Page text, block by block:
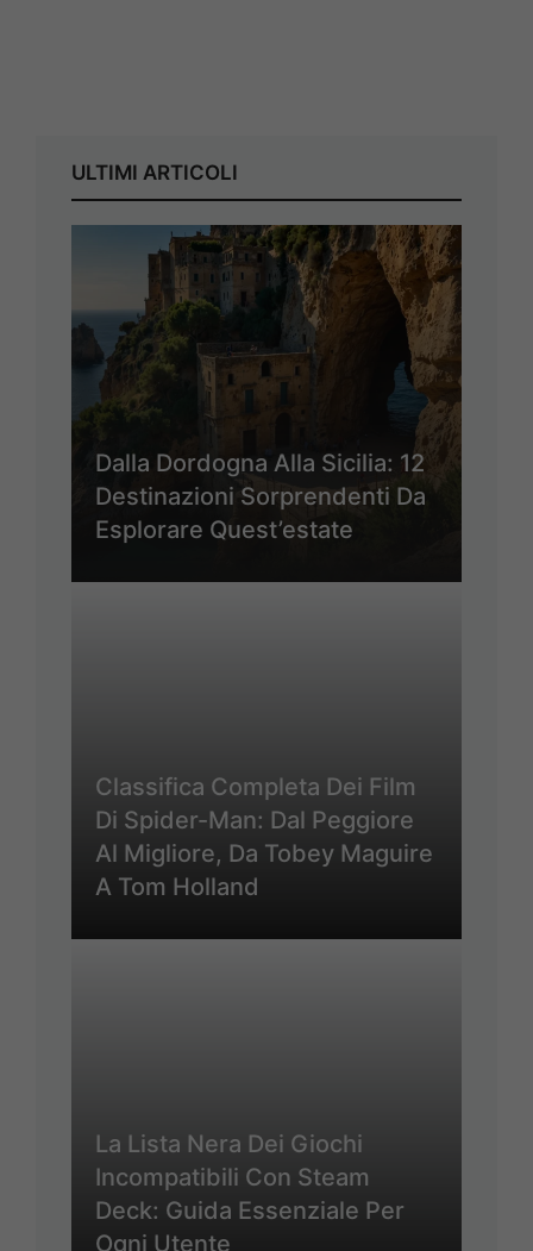
ULTIMI ARTICOLI
Dalla Dordogna Alla Sicilia: 12
Destinazioni Sorprendenti Da
Esplorare Quest’estate
Classifica Completa Dei Film
Di Spider-Man: Dal Peggiore
Al Migliore, Da Tobey Maguire
A Tom Holland
La Lista Nera Dei Giochi
Incompatibili Con Steam
Deck: Guida Essenziale Per
Ogni Utente